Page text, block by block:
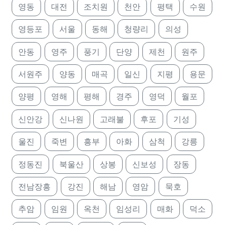
영동 대전 조치원 천안 평택 수원
영등포 서울 동해 청량리 의성
안동 영주 풍기 단양 제천 원주
서원주 양동 매곡 일신 지평 용문
양평 영해 평해 경주 영덕 월포
신안강 신나원 고래불 후포 기성
울진 죽변 흥부 아화 삼척 강릉
정동진 북울산 상봉 신보성 장동
전남장흥 강진 해남 영암 묵호
추암 임원 옥천 임성리 매화 덕소